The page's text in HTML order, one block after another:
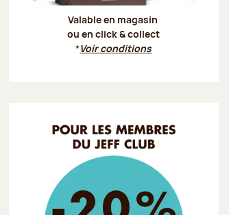
Valable en magasin
ou en click & collect
*Voir conditions